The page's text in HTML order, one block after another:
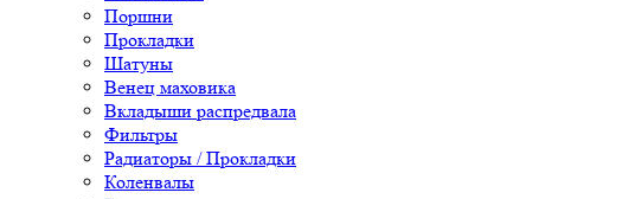
Поршни
Прокладки
Шатуны
Венец маховика
Вкладыши распредвала
Фильтры
Радиаторы / Прокладки
Коленвалы